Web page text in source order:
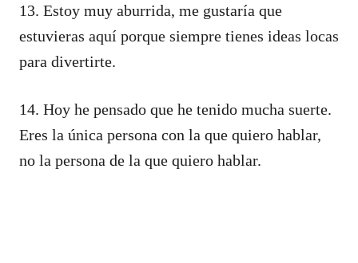
13. Estoy muy aburrida, me gustaría que
estuvieras aquí porque siempre tienes ideas locas
para divertirte.
14. Hoy he pensado que he tenido mucha suerte.
Eres la única persona con la que quiero hablar,
no la persona de la que quiero hablar.